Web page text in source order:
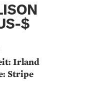
$
Irland
Stripe